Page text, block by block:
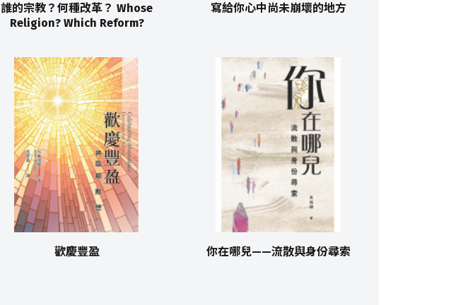
誰的宗教？何種改革？ Whose
Religion? Which Reform?
寫給你心中尚未崩壞的地方
歡慶豐盈 你在哪兒——流散與身份尋索